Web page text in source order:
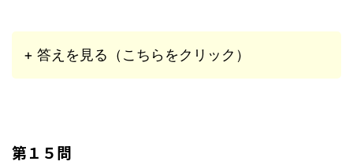
+ 答えを見る（こちらをクリック）
第１５問